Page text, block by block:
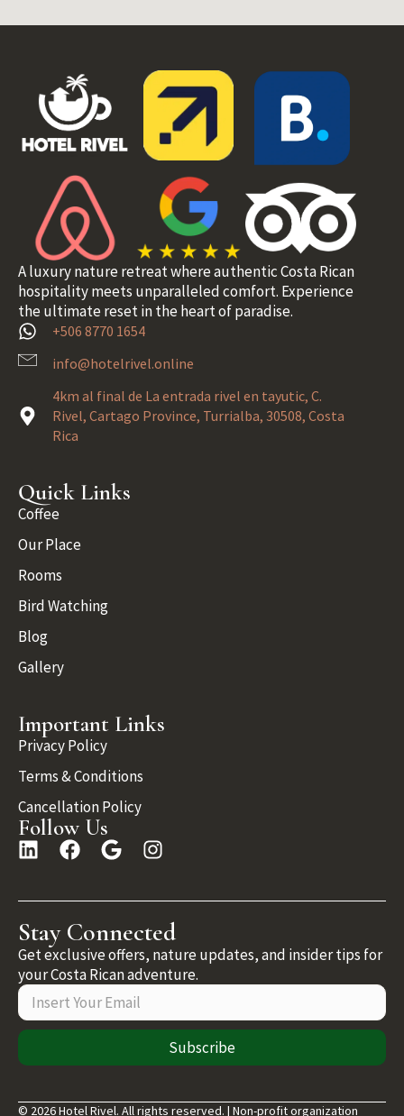
A luxury nature retreat where authentic Costa Rican
hospitality meets unparalleled comfort. Experience
the ultimate reset in the heart of paradise.
+506 8770 1654
info@hotelrivel.online
4km al final de La entrada rivel en tayutic, C.
Rivel, Cartago Province, Turrialba, 30508, Costa
Rica
Quick Links
Coffee
Our Place
Rooms
Bird Watching
Blog
Gallery
Important Links
Privacy Policy
Terms & Conditions
Cancellation Policy
Follow Us
Stay Connected
Get exclusive offers, nature updates, and insider tips for
your Costa Rican adventure.
Subscribe
© 2026 Hotel Rivel. All rights reserved. | Non-profit organization